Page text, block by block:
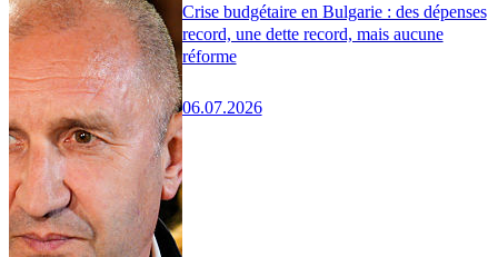
Crise budgétaire en Bulgarie : des dépenses
record, une dette record, mais aucune
réforme
06.07.2026